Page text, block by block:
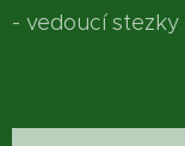
- vedoucí stezky